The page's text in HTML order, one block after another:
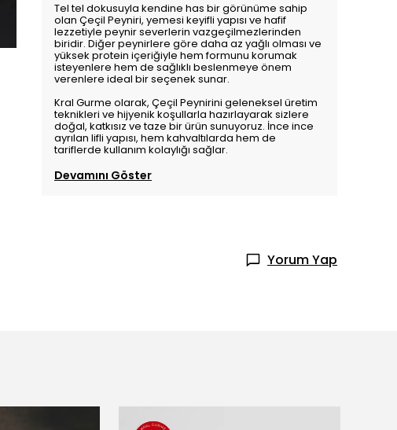
Tel tel dokusuyla kendine has bir görünüme sahip
olan Çeçil Peyniri, yemesi keyifli yapısı ve hafif
lezzetiyle peynir severlerin vazgeçilmezlerinden
biridir. Diğer peynirlere göre daha az yağlı olması ve
yüksek protein içeriğiyle hem formunu korumak
isteyenlere hem de sağlıklı beslenmeye önem
verenlere ideal bir seçenek sunar.
Kral Gurme olarak, Çeçil Peynirini geleneksel üretim
teknikleri ve hijyenik koşullarla hazırlayarak sizlere
doğal, katkısız ve taze bir ürün sunuyoruz. İnce ince
ayrılan lifli yapısı, hem kahvaltılarda hem de
tariflerde kullanım kolaylığı sağlar.
Devamını Göster
Yorum Yap